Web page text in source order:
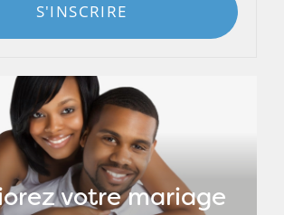
S'INSCRIRE
votre mariage